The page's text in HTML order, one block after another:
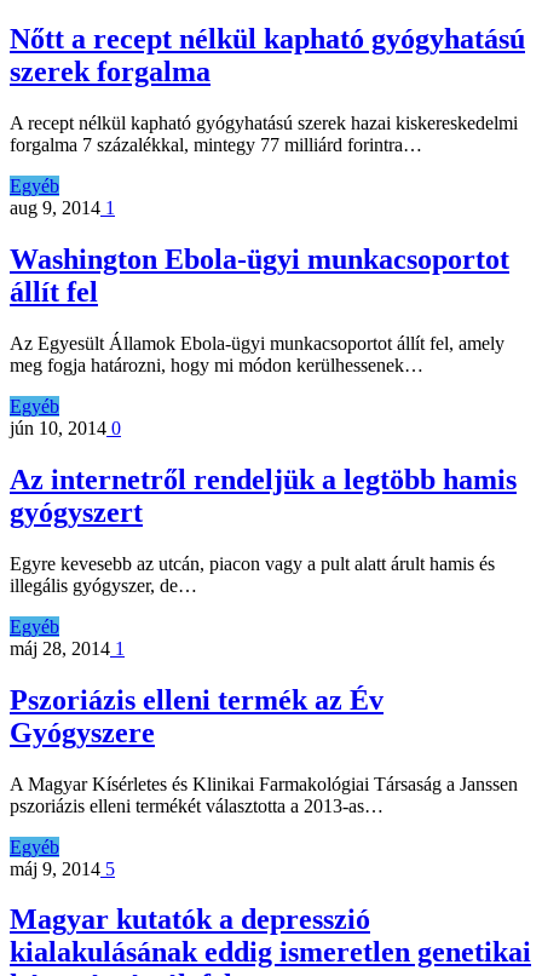
Nőtt a recept nélkül kapható gyógyhatású
szerek forgalma
A recept nélkül kapható gyógyhatású szerek hazai kiskereskedelmi
forgalma 7 százalékkal, mintegy 77 milliárd forintra…
Egyéb
aug 9, 2014 1
Washington Ebola-ügyi munkacsoportot
állít fel
Az Egyesült Államok Ebola-ügyi munkacsoportot állít fel, amely
meg fogja határozni, hogy mi módon kerülhessenek…
Egyéb
jún 10, 2014 0
Az internetről rendeljük a legtöbb hamis
gyógyszert
Egyre kevesebb az utcán, piacon vagy a pult alatt árult hamis és
illegális gyógyszer, de…
Egyéb
máj 28, 2014 1
Pszoriázis elleni termék az Év
Gyógyszere
A Magyar Kísérletes és Klinikai Farmakológiai Társaság a Janssen
pszoriázis elleni termékét választotta a 2013-as…
Egyéb
máj 9, 2014 5
Magyar kutatók a depresszió
kialakulásának eddig ismeretlen genetikai